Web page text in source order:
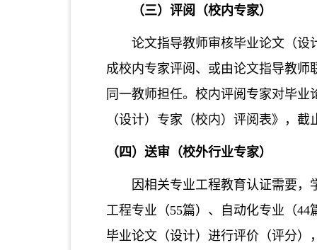
（三）评阅（校内专家）
论文指导教师审核毕业论文（设
成校内专家评阅、或由论文指导教
同一教师担任。校内评阅专家对毕
（设计）专家（校内）评阅表》，截
（四）送审（校外行业专家）
因相关专业工程教育认证需要
工程专业（55篇）、自动化专业（
毕业论文（设计）进行评价（评分）